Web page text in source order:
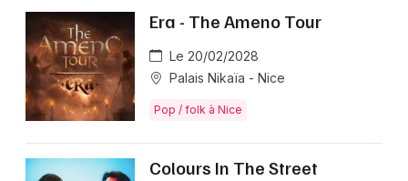
Era - The Ameno Tour
Le 20/02/2028
Palais Nikaïa - Nice
Pop / folk à Nice
Colours In The Street